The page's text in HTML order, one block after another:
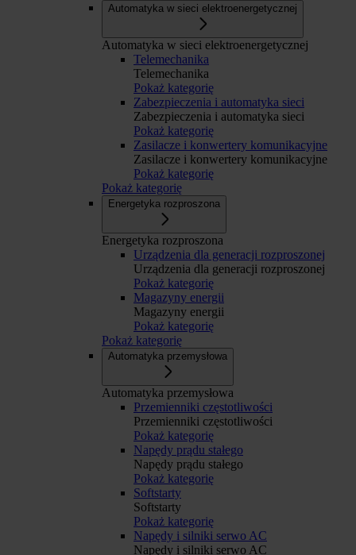
Automatyka w sieci elektroenergetycznej
Automatyka w sieci elektroenergetycznej
Telemechanika
Telemechanika
Pokaż kategorię
Zabezpieczenia i automatyka sieci
Zabezpieczenia i automatyka sieci
Pokaż kategorię
Zasilacze i konwertery komunikacyjne
Zasilacze i konwertery komunikacyjne
Pokaż kategorię
Pokaż kategorię
Energetyka rozproszona
Energetyka rozproszona
Urządzenia dla generacji rozproszonej
Urządzenia dla generacji rozproszonej
Pokaż kategorię
Magazyny energii
Magazyny energii
Pokaż kategorię
Pokaż kategorię
Automatyka przemysłowa
Automatyka przemysłowa
Przemienniki częstotliwości
Przemienniki częstotliwości
Pokaż kategorię
Napędy prądu stałego
Napędy prądu stałego
Pokaż kategorię
Softstarty
Softstarty
Pokaż kategorię
Napędy i silniki serwo AC
Napędy i silniki serwo AC